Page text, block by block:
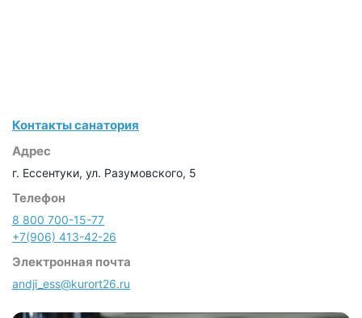
Контакты санатория
Адрес
г. Ессентуки, ул. Разумовского, 5
Телефон
8 800 700-15-77
+7(906) 413-42-26
Электронная почта
andji_ess@kurort26.ru